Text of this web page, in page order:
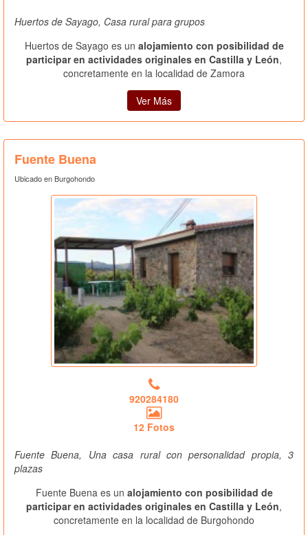
Huertos de Sayago, Casa rural para grupos
Huertos de Sayago es un alojamiento con posibilidad de
participar en actividades originales en Castilla y León,
concretamente en la localidad de Zamora
Ver Más
Fuente Buena
Ubicado en Burgohondo
920284180
12 Fotos
Fuente Buena, Una casa rural con personalidad propia, 3
plazas
Fuente Buena es un alojamiento con posibilidad de
participar en actividades originales en Castilla y León,
concretamente en la localidad de Burgohondo